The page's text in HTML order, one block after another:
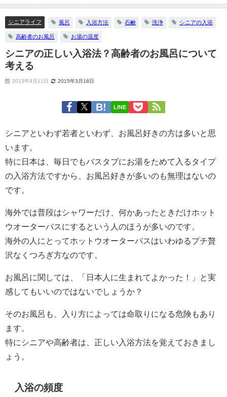
る
シニアライフ 風呂 入浴方法 石鹸 洗浄 シニアの入浴
高齢者のお風呂 お湯の温度
シニアの正しい入浴法？高齢者のお風呂について
考える
2013年9月12日 2015年3月18日
LINE
シニアといわず若者といわず、お風呂好きの方は多いと思
います。
特に日本は、毎日でもバスタブにお湯をためて入るタイプ
の入浴方法ですから、お風呂好きが多いのも無理はないの
です。
海外では普段はシャワーだけ、何かあったときだけホット
ウオーターバスにするという人のほうが多いのです。
海外の人にとってホットウオーターバスはいわゆるプチ贅
沢なくつろぎ方なのです。
お風呂に関しては、「日本人に生まれてよかった！」と実
感してもいいのではないでしょうか？
そのお風呂も、入り方によっては命取りになる危険もあり
ます。
特にシニアや高齢者は、正しい入浴方法を覚えておきまし
ょう。
入浴の頻度